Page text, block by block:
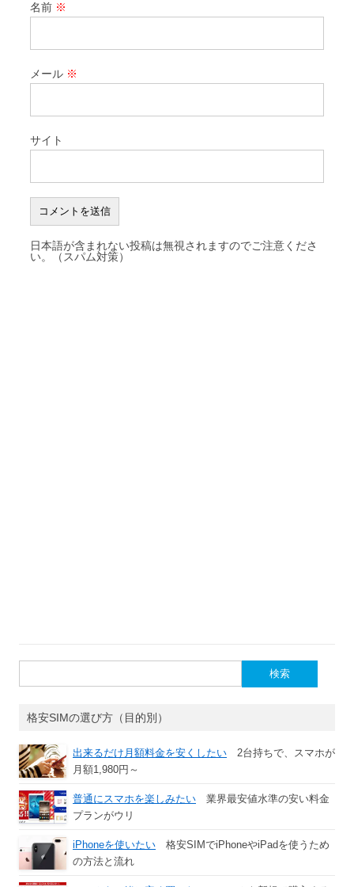
名前 ※
メール ※
サイト
日本語が含まれない投稿は無視されますのでご注意くださ
い。（スパム対策）
索:
格安SIMの選び方（目的別）
出来るだけ月額料金を安くしたい 2台持ちで、スマホが
月額1,980円～
普通にスマホを楽しみたい 業界最安値水準の安い料金
プランがウリ
iPhoneを使いたい 格安SIMでiPhoneやiPadを使うため
の方法と流れ